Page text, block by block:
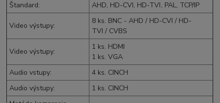
Štandard: AHD, HD-CVI, HD-TVI, PAL, TCP/IP
Video výstupy:
8 ks. BNC -AHD / HD-CVI / HD-
TVI / CVBS
Video výstupy:
1 ks. HDMI
1 ks.VGA
Audio vstupy: 4 ks. CINCH
Audio výstupy: 1 ks. CINCH